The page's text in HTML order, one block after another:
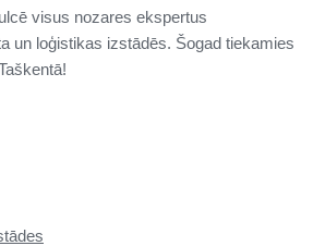
visus nozares ekspertus
un loģistikas izstādēs. Šogad tiekamies
!